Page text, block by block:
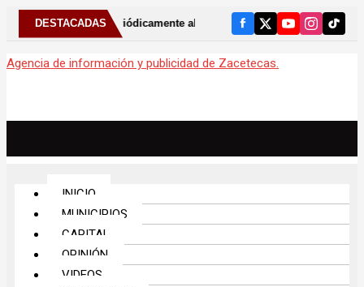
DESTACADAS
Acudir periódicamente al odontólogo puede ayudar a detectar
Agencia de información y publicidad de Zacetecas.
INICIO
MUNICIPIOS
CAPITAL
OPINIÓN
VIDEOS